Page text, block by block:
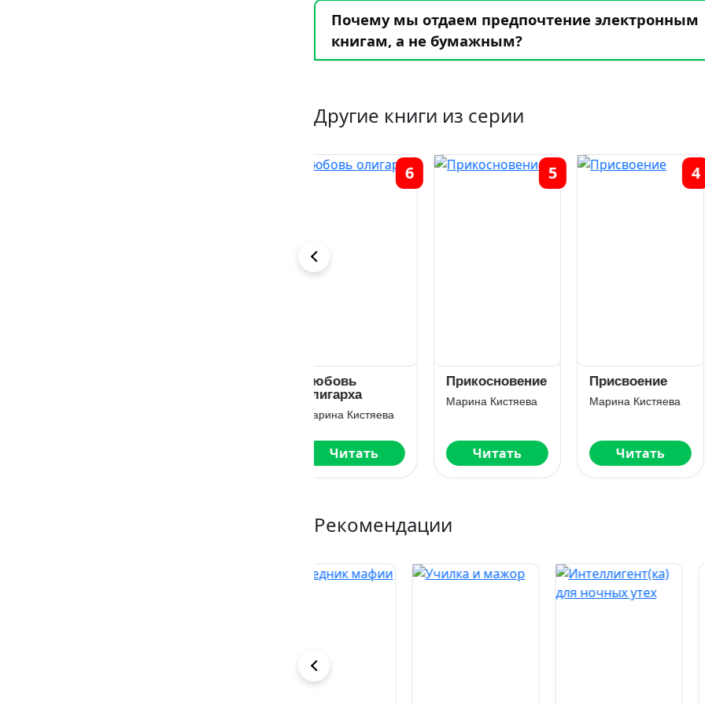
Почему мы отдаем предпочтение электронным
книгам, а не бумажным?
Другие книги из серии
Прикосновение
Марина Кистяева
Читать
5
Присвоение
Марина Кистяева
Читать
4
Право на
девочку.
вторая
Читать
Рекомендации